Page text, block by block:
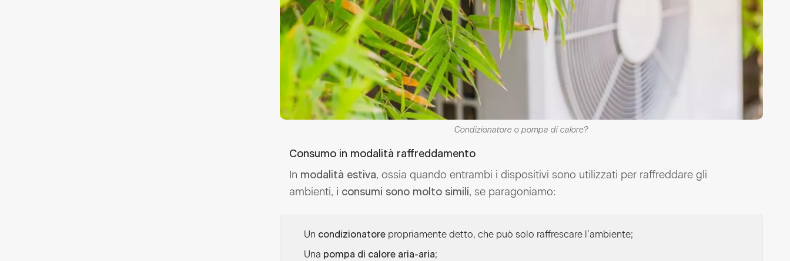
Condizionatore o pompa di calore?
Consumo in modalità raffreddamento
In modalità estiva, ossia quando entrambi i dispositivi sono utilizzati per raffreddare gli
ambienti, i consumi sono molto simili, se paragoniamo:
Un condizionatore propriamente detto, che può solo raffrescare l’ambiente;
Una pompa di calore aria-aria;